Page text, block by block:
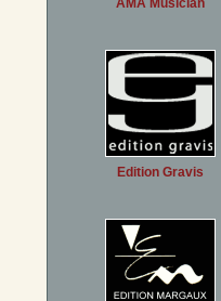
AMA Musician
Edition Gravis